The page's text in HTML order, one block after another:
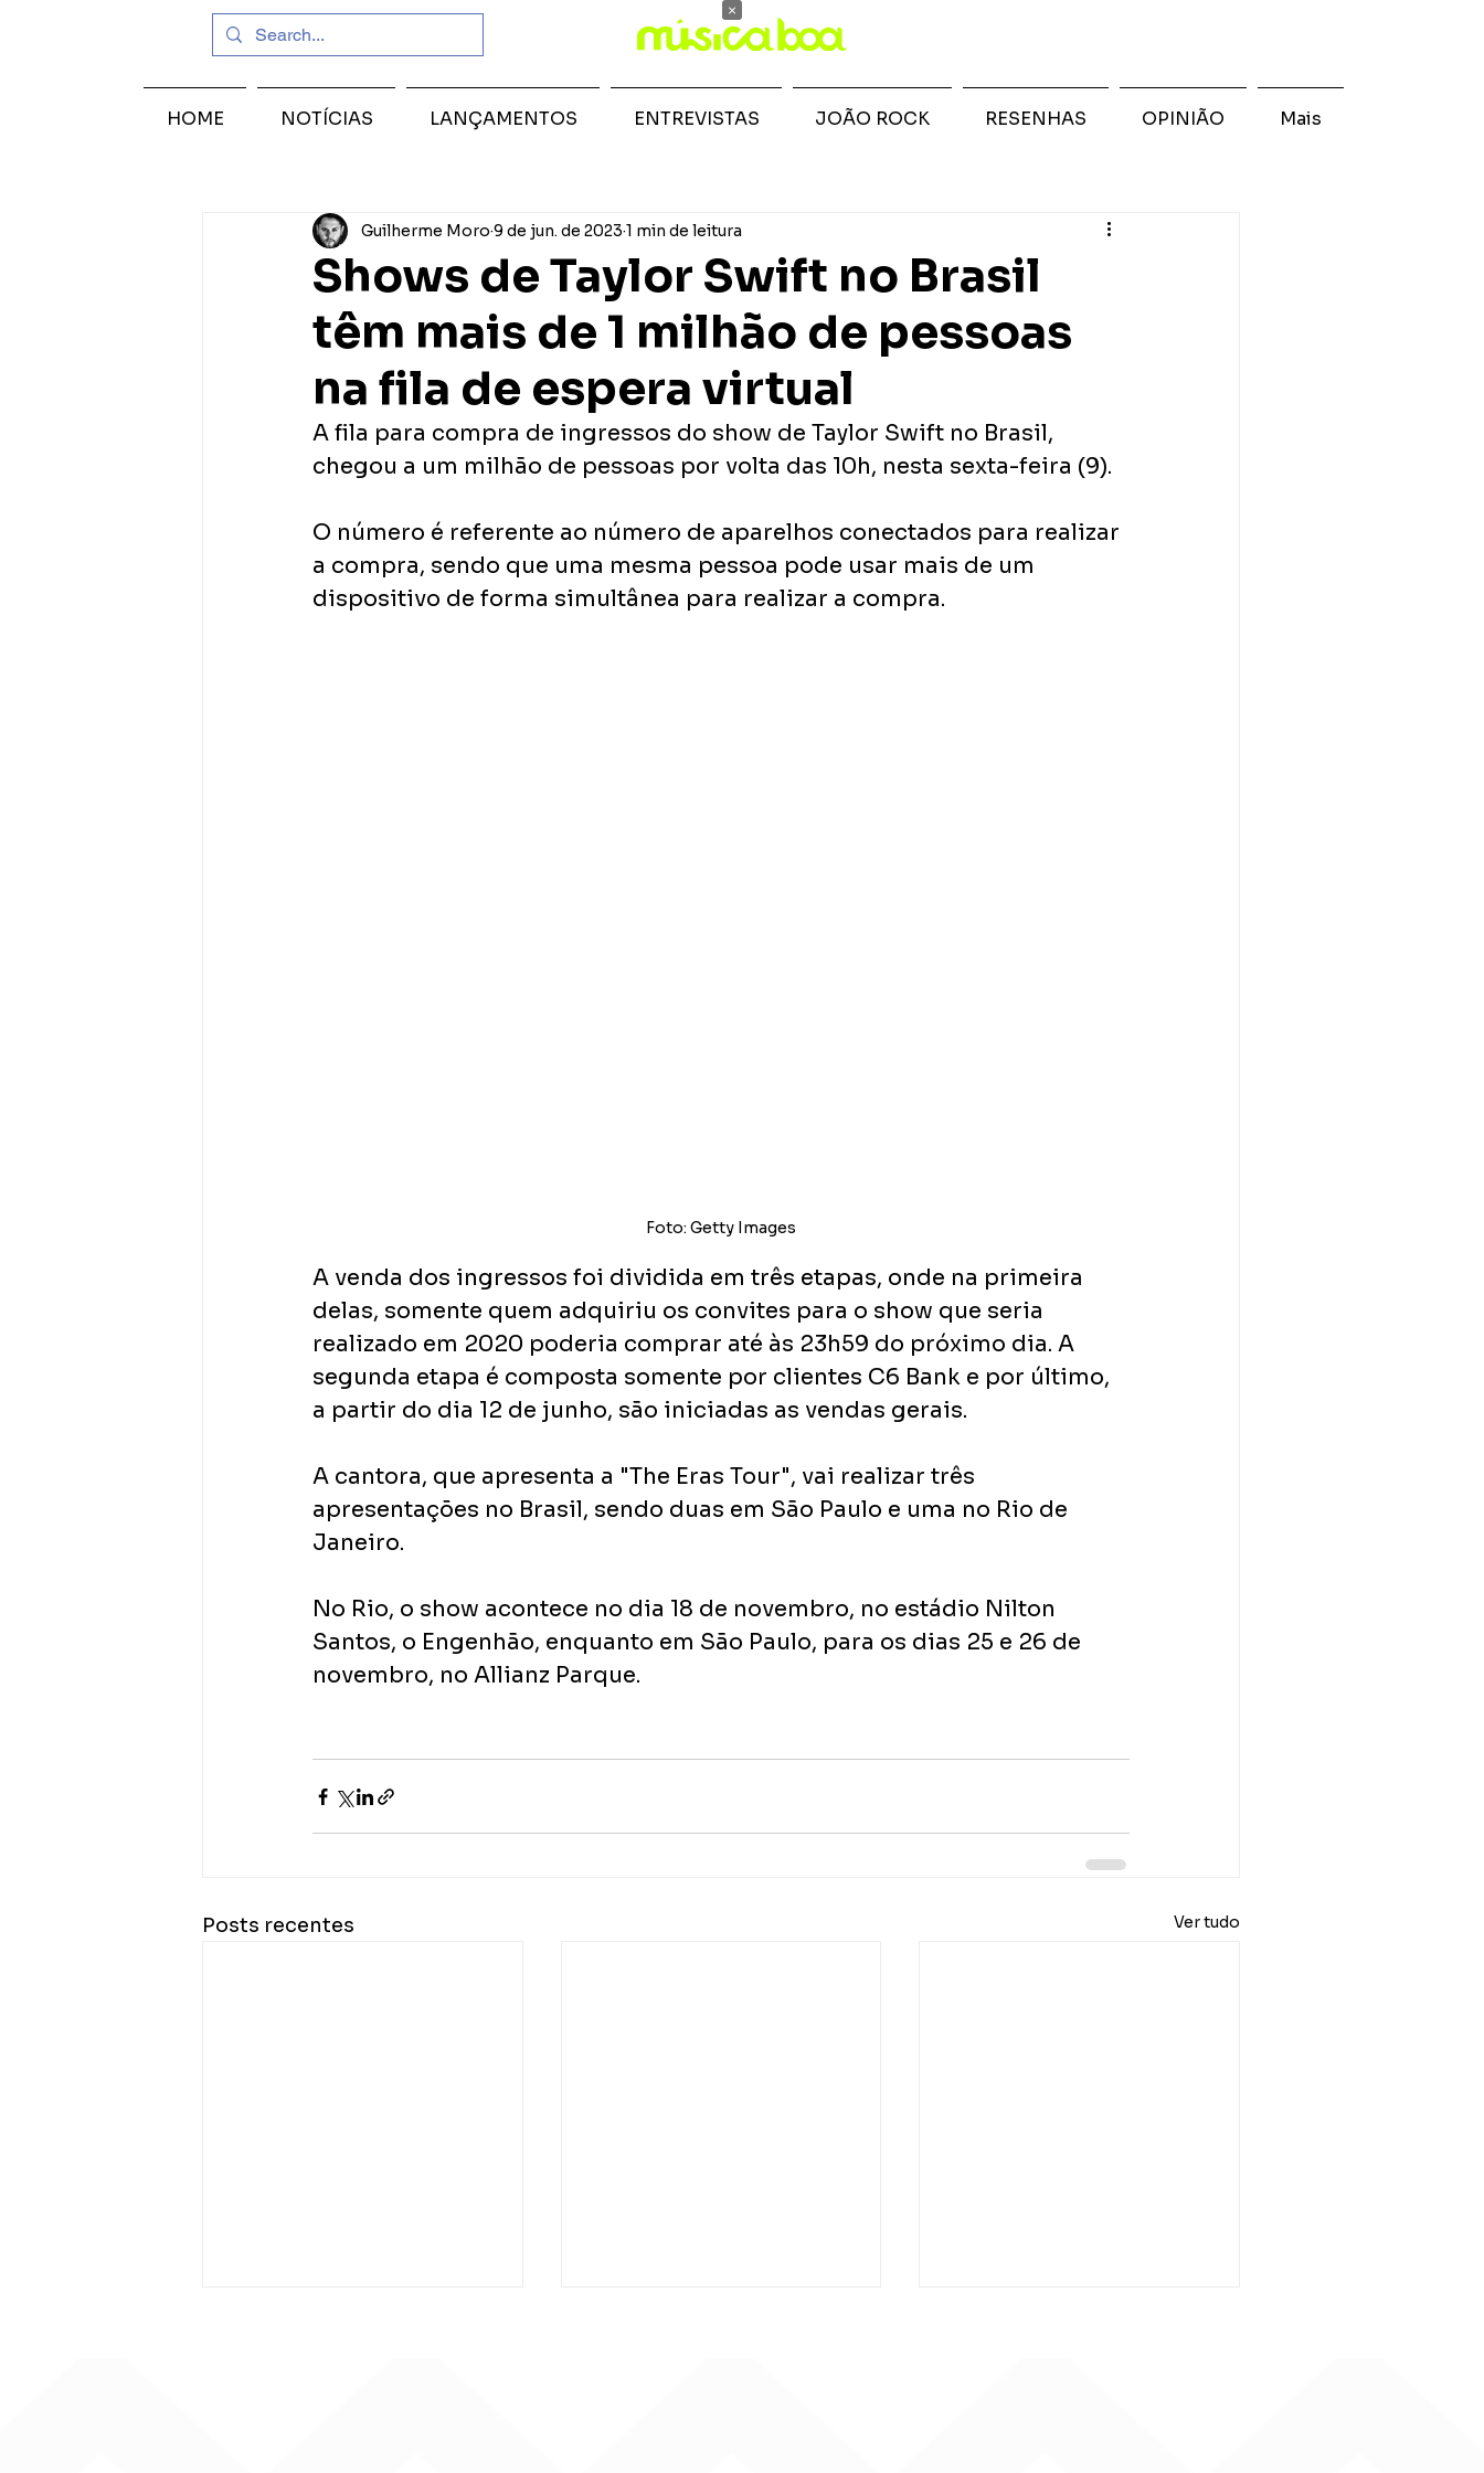
Shows de Taylor Swift no Brasil
têm mais de 1 milhão de pessoas
na fila de espera virtual
Guilherme Moro 9 de jun. de 2023 1 min de leitura
A fila para compra de ingressos do show de Taylor Swift no Brasil,
chegou a um milhão de pessoas por volta das 10h, nesta sexta-feira (9).
O número é referente ao número de aparelhos conectados para realizar
a compra, sendo que uma mesma pessoa pode usar mais de um
dispositivo de forma simultânea para realizar a compra.
Foto: Getty Images
A venda dos ingressos foi dividida em três etapas, onde na primeira
delas, somente quem adquiriu os convites para o show que seria
realizado em 2020 poderia comprar até às 23h59 do próximo dia. A
segunda etapa é composta somente por clientes C6 Bank e por último,
a partir do dia 12 de junho, são iniciadas as vendas gerais.
A cantora, que apresenta a "The Eras Tour", vai realizar três
apresentações no Brasil, sendo duas em São Paulo e uma no Rio de
Janeiro.
No Rio, o show acontece no dia 18 de novembro, no estádio Nilton
Santos, o Engenhão, enquanto em São Paulo, para os dias 25 e 26 de
novembro, no Allianz Parque.
Posts recentes Ver tudo
HOME NOTÍCIAS LANÇAMENTOS ENTREVISTAS JOÃO ROCK RESENHAS OPINIÃO Mais
×